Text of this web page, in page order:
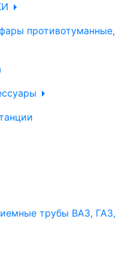
противотуманные,
трубы ВАЗ, ГАЗ,